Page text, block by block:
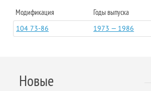
Модификация Годы выпуска
104 73-86 1973 — 1986
Новые